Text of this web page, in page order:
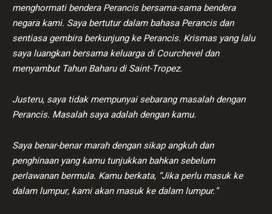
menghormati bendera Perancis bersama-sama bendera
negara kami. Saya bertutur dalam bahasa Perancis dan
sentiasa gembira berkunjung ke Perancis. Krismas yang lalu
saya luangkan bersama keluarga di Courchevel dan
menyambut Tahun Baharu di Saint-Tropez.
Justeru, saya tidak mempunyai sebarang masalah dengan
Perancis. Masalah saya adalah dengan kamu.
Saya benar-benar marah dengan sikap angkuh dan
penghinaan yang kamu tunjukkan bahkan sebelum
perlawanan bermula. Kamu berkata, “Jika perlu masuk ke
dalam lumpur, kami akan masuk ke dalam lumpur.”